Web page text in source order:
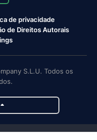
de privacidade
de Direitos Autorais
S.L.U. Todos os